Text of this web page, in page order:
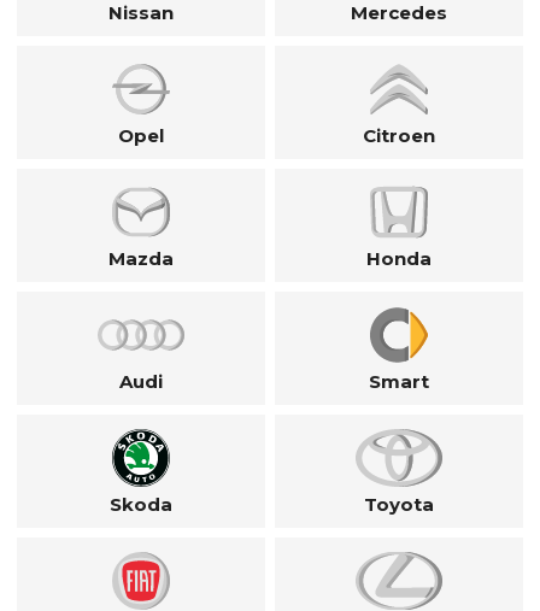
Nissan Mercedes
Opel Citroen
Mazda Honda
Audi Smart
Skoda Toyota